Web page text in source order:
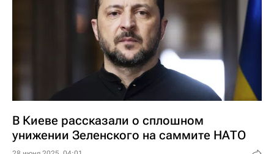
В Киеве рассказали о сплошном
унижении Зеленского на саммите НАТО